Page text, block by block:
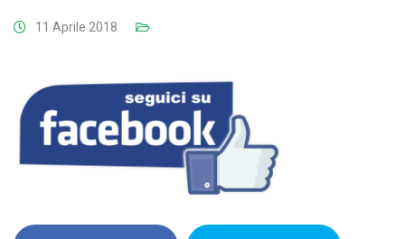
11 Aprile 2018